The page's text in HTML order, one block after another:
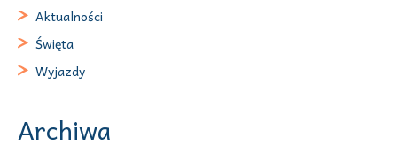
Aktualności
Święta
Wyjazdy
Archiwa